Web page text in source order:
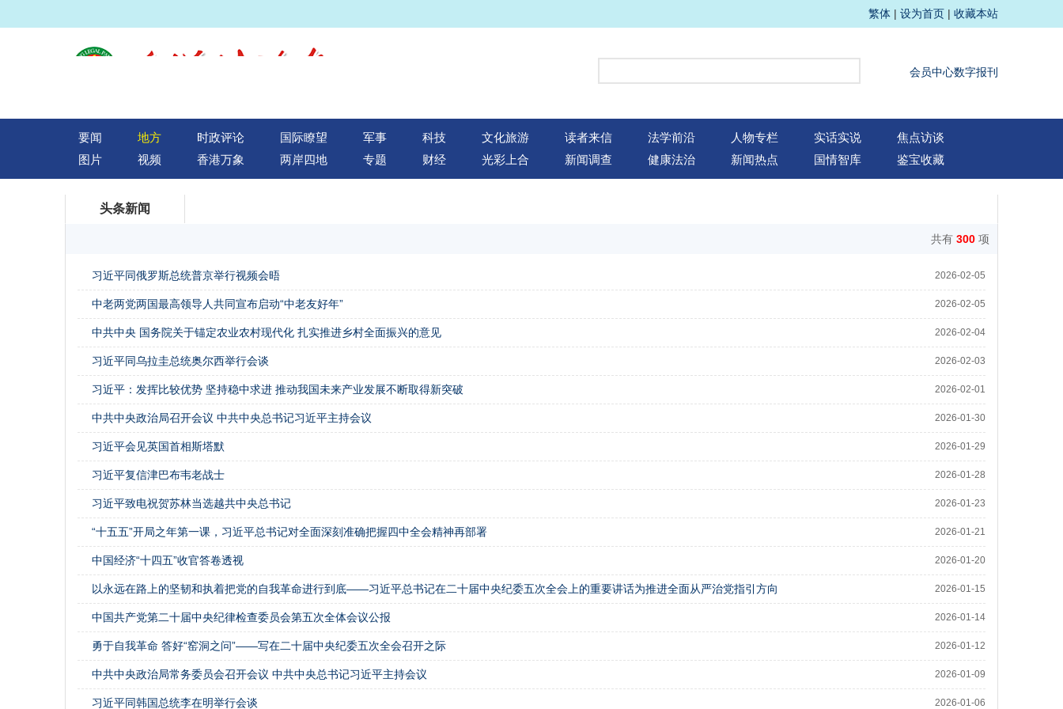
繁体 | 设为首页 | 收藏本站
会员中心数字报刊
要闻 地方 时政评论 国际瞭望 军事 科技 文化旅游 读者来信 法学前沿 人物专栏 实话实说
焦点访谈
图片
视频 香港万象 两岸四地 专题 财经 光彩上合 新闻调查 健康法治 新闻热点 国情智库 鉴宝收藏
头条新闻
共有 300 项
习近平同俄罗斯总统普京举行视频会晤 2026-02-05
中老两党两国最高领导人共同宣布启动“中老友好年” 2026-02-05
中共中央 国务院关于锚定农业农村现代化 扎实推进乡村全面振兴的意见 2026-02-04
习近平同乌拉圭总统奥尔西举行会谈 2026-02-03
习近平：发挥比较优势 坚持稳中求进 推动我国未来产业发展不断取得新突破 2026-02-01
中共中央政治局召开会议 中共中央总书记习近平主持会议 2026-01-30
习近平会见英国首相斯塔默 2026-01-29
习近平复信津巴布韦老战士 2026-01-28
习近平致电祝贺苏林当选越共中央总书记 2026-01-23
“十五五”开局之年第一课，习近平总书记对全面深刻准确把握四中全会精神再部署 2026-01-21
中国经济“十四五”收官答卷透视 2026-01-20
以永远在路上的坚韧和执着把党的自我革命进行到底——习近平总书记在二十届中央纪委五次全会上的重要讲话为推进全面从严治党指引方向 2026-01-15
中国共产党第二十届中央纪律检查委员会第五次全体会议公报 2026-01-14
勇于自我革命 答好“窑洞之问”——写在二十届中央纪委五次全会召开之际 2026-01-12
中共中央政治局常务委员会召开会议 中共中央总书记习近平主持会议 2026-01-09
习近平同韩国总统李在明举行会谈 2026-01-06